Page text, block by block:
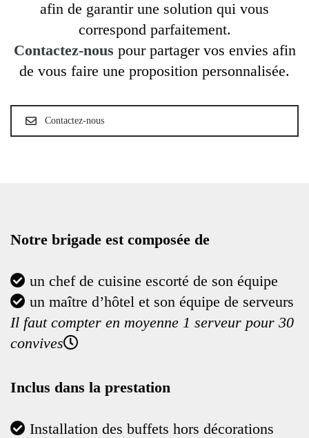
afin de garantir une solution qui vous
correspond parfaitement.
Contactez-nous pour partager vos envies afin
de vous faire une proposition personnalisée.
Contactez-nous
Notre brigade est composée de
un chef de cuisine escorté de son équipe
un maître d’hôtel et son équipe de serveurs
Il faut compter en moyenne 1 serveur pour 30
convives
Inclus dans la prestation
Installation des buffets hors décorations